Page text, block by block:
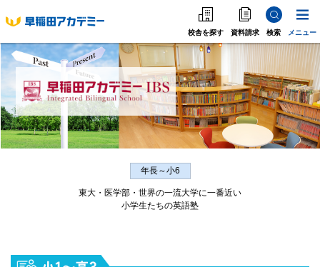
校舎を探す 資料請求 検索 メニュー
高校受
中学受験
高校受験
大学受験
海外·帰国·首都圏外
年長～小6
東大・医学部・世界の一流大学に一番近い
小学生たちの英語塾